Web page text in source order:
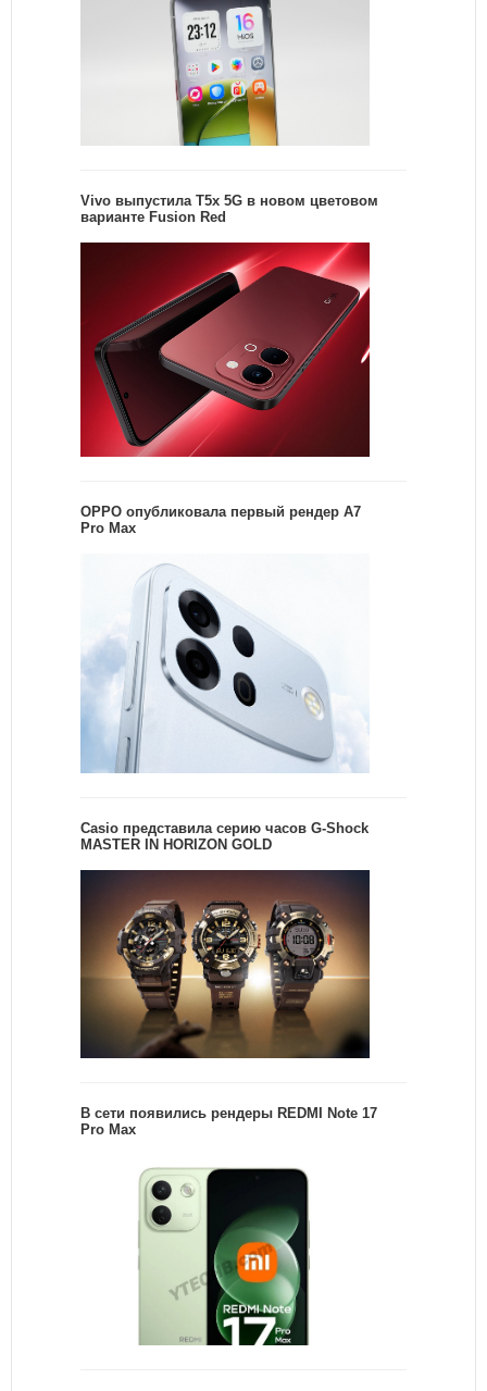
Vivo выпустила T5x 5G в новом цветовом
варианте Fusion Red
OPPO опубликовала первый рендер A7
Pro Max
Casio представила серию часов G-Shock
MASTER IN HORIZON GOLD
В сети появились рендеры REDMI Note 17
Pro Max